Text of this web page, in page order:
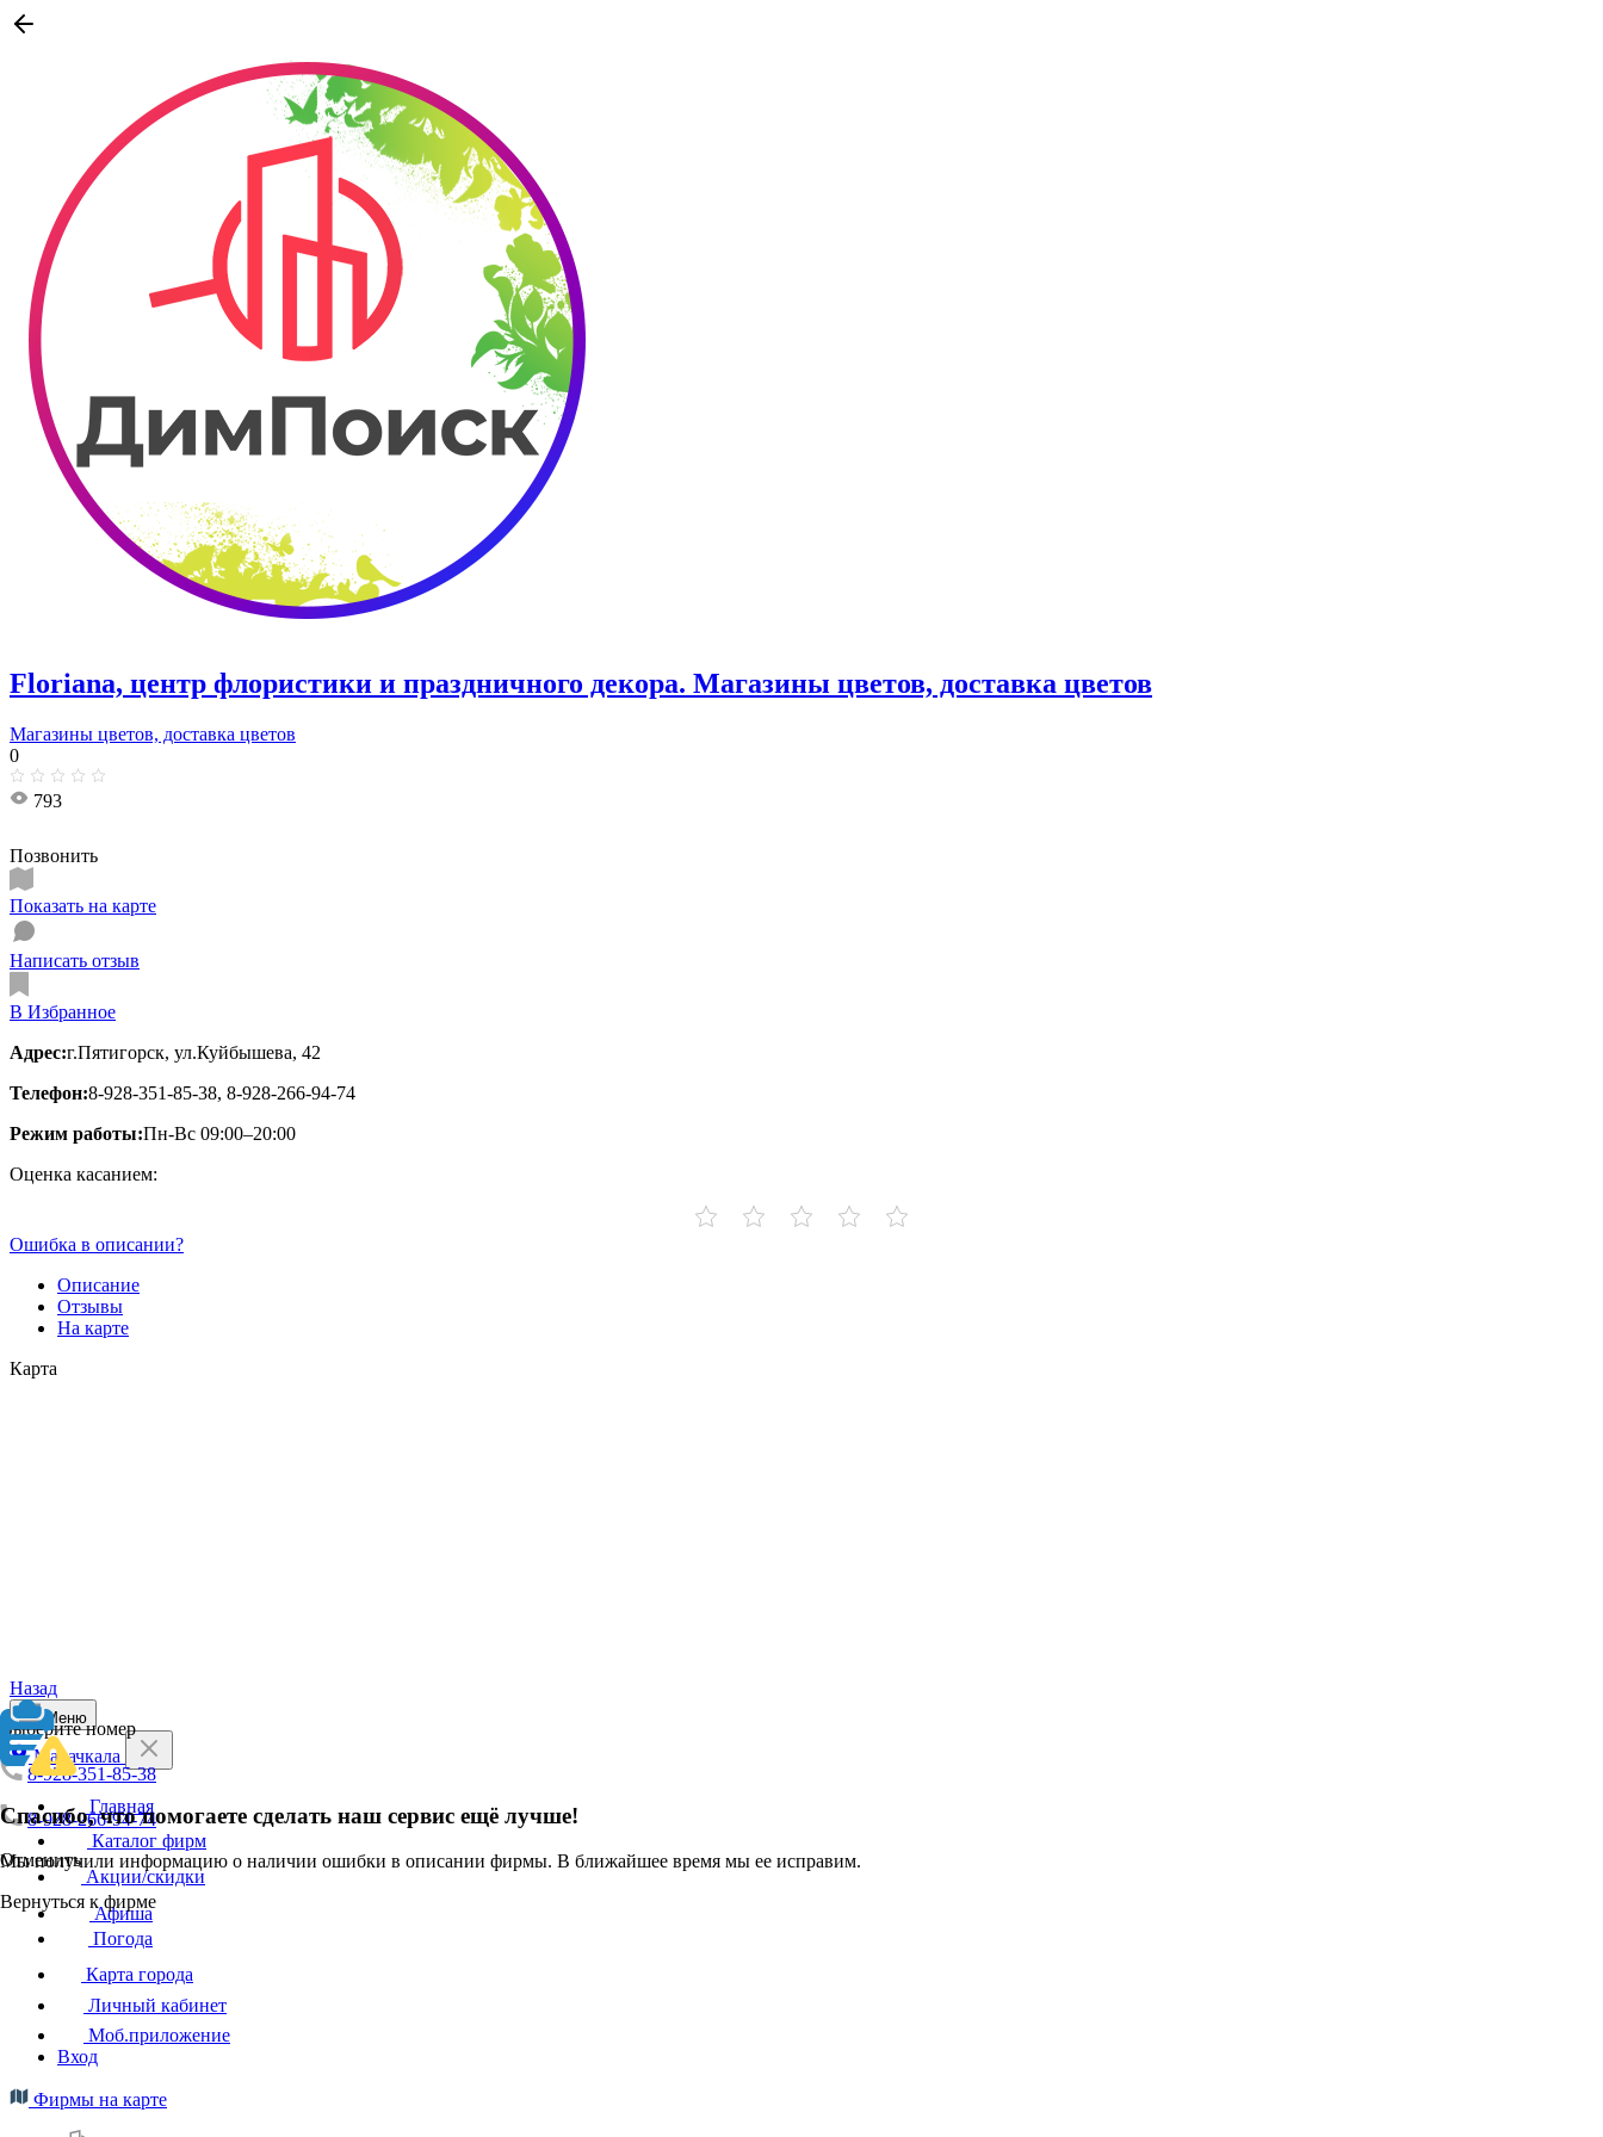
Floriana, центр флористики и праздничного декора. Магазины цветов, доставка цветов
Магазины цветов, доставка цветов
0
793
Позвонить
Показать на карте
Написать отзыв
В Избранное
Адрес:г.Пятигорск, ул.Куйбышева, 42
Телефон:8-928-351-85-38, 8-928-266-94-74
Режим работы:Пн-Вс 09:00–20:00
Оценка касанием:
Ошибка в описании?
Описание
Отзывы
На карте
Карта
Назад
Выберите номер
8-928-351-85-38
8-928-266-94-74
Отменить
Спасибо, что помогаете сделать наш сервис ещё лучше!
Мы получили информацию о наличии ошибки в описании фирмы. В ближайшее время мы ее исправим.
Вернуться к фирме
Меню
Махачкала
Главная
Каталог фирм
Акции/скидки
Афиша
Погода
Карта города
Личный кабинет
Моб.приложение
Вход
Фирмы на карте